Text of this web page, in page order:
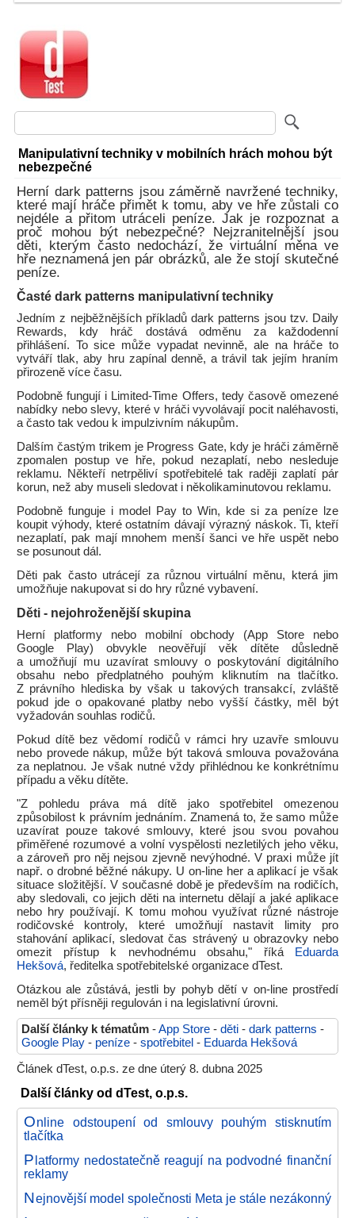
Manipulativní techniky v mobilních hrách mohou být
nebezpečné
Herní dark patterns jsou záměrně navržené techniky,
které mají hráče přimět k tomu, aby ve hře zůstali co
nejdéle a přitom utráceli peníze. Jak je rozpoznat a
proč mohou být nebezpečné? Nejzranitelnější jsou
děti, kterým často nedochází, že virtuální měna ve
hře neznamená jen pár obrázků, ale že stojí skutečné
peníze.
Časté dark patterns manipulativní techniky
Jedním z nejběžnějších příkladů dark patterns jsou tzv. Daily
Rewards, kdy hráč dostává odměnu za každodenní
přihlášení. To sice může vypadat nevinně, ale na hráče to
vytváří tlak, aby hru zapínal denně, a trávil tak jejím hraním
přirozeně více času.
Podobně fungují i Limited-Time Offers, tedy časově omezené
nabídky nebo slevy, které v hráči vyvolávají pocit naléhavosti,
a často tak vedou k impulzivním nákupům.
Dalším častým trikem je Progress Gate, kdy je hráči záměrně
zpomalen postup ve hře, pokud nezaplatí, nebo nesleduje
reklamu. Někteří netrpěliví spotřebitelé tak raději zaplatí pár
korun, než aby museli sledovat i několikaminutovou reklamu.
Podobně funguje i model Pay to Win, kde si za peníze lze
koupit výhody, které ostatním dávají výrazný náskok. Ti, kteří
nezaplatí, pak mají mnohem menší šanci ve hře uspět nebo
se posunout dál.
Děti pak často utrácejí za různou virtuální měnu, která jim
umožňuje nakupovat si do hry různé vybavení.
Děti - nejohroženější skupina
Herní platformy nebo mobilní obchody (App Store nebo
Google Play) obvykle neověřují věk dítěte důsledně
a umožňují mu uzavírat smlouvy o poskytování digitálního
obsahu nebo předplatného pouhým kliknutím na tlačítko.
Z právního hlediska by však u takových transakcí, zvláště
pokud jde o opakované platby nebo vyšší částky, měl být
vyžadován souhlas rodičů.
Pokud dítě bez vědomí rodičů v rámci hry uzavře smlouvu
nebo provede nákup, může být taková smlouva považována
za neplatnou. Je však nutné vždy přihlédnou ke konkrétnímu
případu a věku dítěte.
"Z pohledu práva má dítě jako spotřebitel omezenou
způsobilost k právním jednáním. Znamená to, že samo může
uzavírat pouze takové smlouvy, které jsou svou povahou
přiměřené rozumové a volní vyspělosti nezletilých jeho věku,
a zároveň pro něj nejsou zjevně nevýhodné. V praxi může jít
např. o drobné běžné nákupy. U on-line her a aplikací je však
situace složitější. V současné době je především na rodičích,
aby sledovali, co jejich děti na internetu dělají a jaké aplikace
nebo hry používají. K tomu mohou využívat různé nástroje
rodičovské kontroly, které umožňují nastavit limity pro
stahování aplikací, sledovat čas strávený u obrazovky nebo
omezit přístup k nevhodnému obsahu," říká
Eduarda
Hekšová, ředitelka spotřebitelské organizace dTest.
Otázkou ale zůstává, jestli by pohyb dětí v on-line prostředí
neměl být přísněji regulován i na legislativní úrovni.
Další články k tématům -App Store - děti - dark patterns -
Google Play - peníze - spotřebitel - Eduarda Hekšová
Článek dTest, o.p.s. ze dne úterý 8. dubna 2025
Další články od dTest, o.p.s.
Online odstoupení od smlouvy pouhým stisknutím
tlačítka
Platformy nedostatečně reagují na podvodné finanční
reklamy
Nejnovější model společnosti Meta je stále nezákonný